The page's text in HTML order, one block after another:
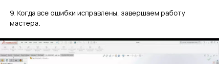
9. Когда все ошибки исправлены, завершаем работу
мастера.